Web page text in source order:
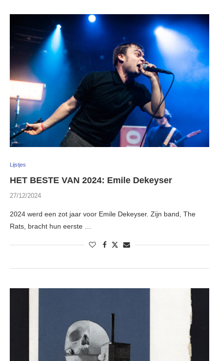
Lijstjes
HET BESTE VAN 2024: Emile Dekeyser
27/12/2024
2024 werd een zot jaar voor Emile Dekeyser. Zijn band, The
Rats, bracht hun eerste …